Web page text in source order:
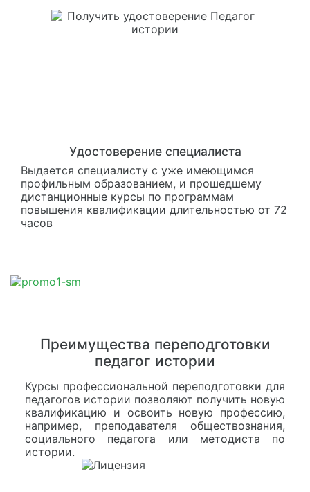
Удостоверение специалиста
Выдается специалисту с уже имеющимся
профильным образованием, и прошедшему
дистанционные курсы по программам
повышения квалификации длительностью от 72
часов
Преимущества переподготовки
педагог истории
Курсы профессиональной переподготовки для
педагогов истории позволяют получить новую
квалификацию и освоить новую профессию,
например, преподавателя обществознания,
социального педагога или методиста по
истории.